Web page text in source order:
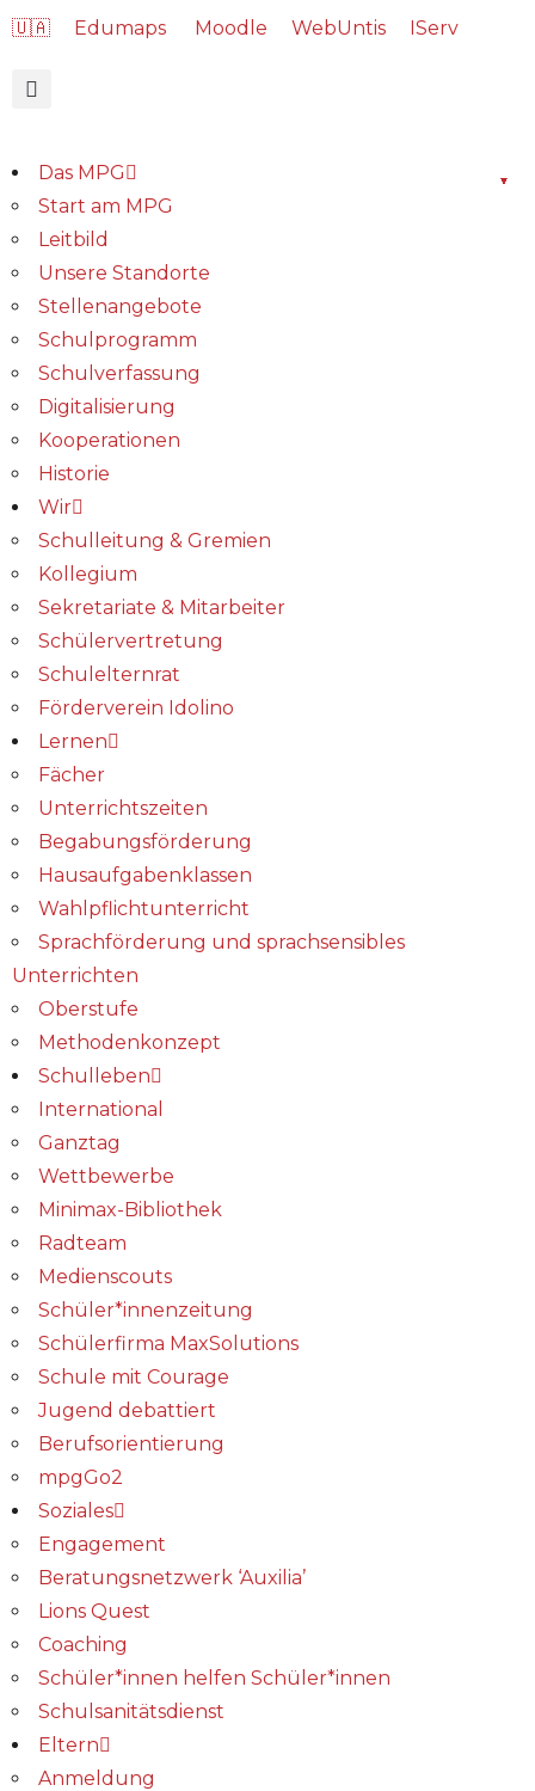
🇺🇦 Edumaps Moodle WebUntis IServ
Das MPG
Start am MPG
Leitbild
Unsere Standorte
Stellenangebote
Schulprogramm
Schulverfassung
Digitalisierung
Kooperationen
Historie
Wir
Schulleitung & Gremien
Kollegium
Sekretariate & Mitarbeiter
Schülervertretung
Schulelternrat
Förderverein Idolino
Lernen
Fächer
Unterrichtszeiten
Begabungs­förderung
Hausaufgabenklassen
Wahlpflichtunterricht
Sprachförderung und sprachsensibles
Unterrichten
Oberstufe
Methodenkonzept
Schulleben
International
Ganztag
Wettbewerbe
Minimax-Bibliothek​
Radteam
Medienscouts
Schüler*innenzeitung
Schülerfirma MaxSolutions
Schule mit Courage
Jugend debattiert
Berufsorientierung
mpgGo2
Soziales
Engagement
Beratungsnetzwerk ‘Auxilia’
Lions Quest
Coaching
Schüler*innen helfen Schüler*innen
Schulsanitätsdienst
Eltern
Anmeldung